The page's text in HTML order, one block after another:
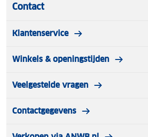
Contact
Klantenservice
Winkels & openingstijden
Veelgestelde vragen
Contactgegevens